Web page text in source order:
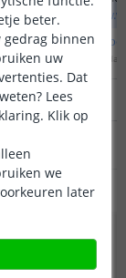
naarhttps://
deze zijn wel te
Home.
Bekijkhele
Door Sharona
beter.
gedrag binnen
uw
Dat
Lees
Klik op
we
later